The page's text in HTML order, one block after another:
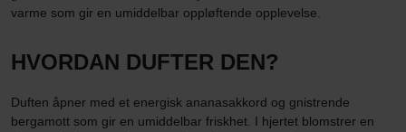
varme som gir en umiddelbar oppløftende opplevelse.
HVORDAN DUFTER DEN?
Duften åpner med et energisk ananasakkord og gnistrende
bergamott som gir en umiddelbar friskhet. I hjertet blomstrer en